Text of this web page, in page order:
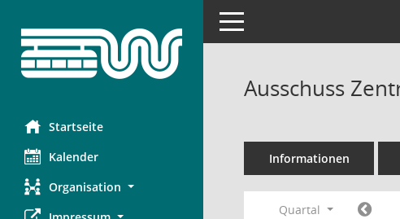
Startseite
Kalender
Organisation
Toggle navigation
Ausschuss
Informationen
Quartal